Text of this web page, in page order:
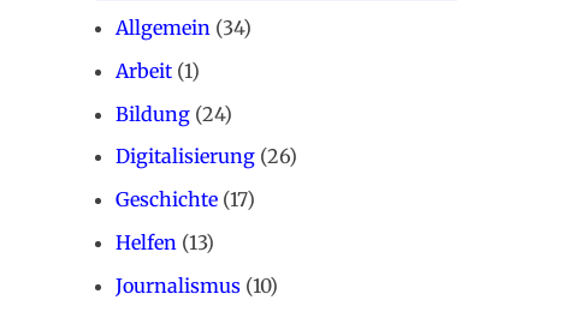
Allgemein (34)
Arbeit (1)
Bildung (24)
Digitalisierung (26)
Geschichte (17)
Helfen (13)
Journalismus (10)